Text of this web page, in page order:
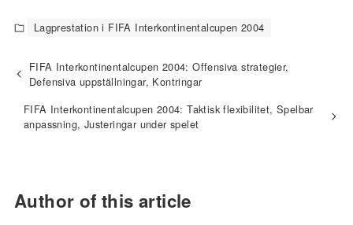
Lagprestation i FIFA Interkontinentalcupen 2004
FIFA Interkontinentalcupen 2004: Offensiva strategier,
Defensiva uppställningar, Kontringar
FIFA Interkontinentalcupen 2004: Taktisk flexibilitet, Spelbar
anpassning, Justeringar under spelet
Author of this article